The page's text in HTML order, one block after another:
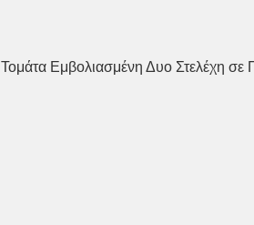
Τομάτα Εμβολιασμένη Δυο Στελέχη σε